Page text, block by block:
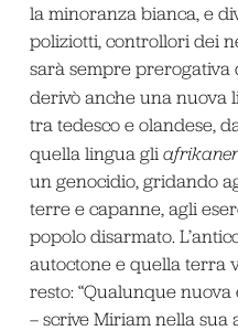
la minoranza bianca, e
poliziotti, controllori dei
sarà sempre prerogativa
derivò anche una nuova
tra tedesco e olandese,
quella lingua gli
un genocidio, gridando
terre e capanne, agli
popolo disarmato.
autoctone e quella terra
resto: “Qualunque
– scrive Miriam nella sua